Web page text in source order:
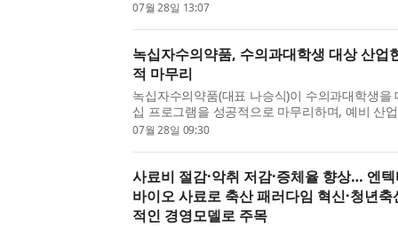
원센터 아카데미 1차 프로그램’을 성공적으로 마
07월 28일 13:07
녹십자수의약품, 수의과대학생 대상 산업
적 마무리
녹십자수의약품(대표 나승식)이 수의과대학생을
십 프로그램을 성공적으로 마무리하며, 예비 산
현장 교육의 첫걸음을 내디뎠다. 녹십자수의약
07월 28일 09:30
사료비 절감·악취 저감·증체율 향상… 엔
바이오 사료로 축산 패러다임 혁신·청년
적인 경영모델로 주목